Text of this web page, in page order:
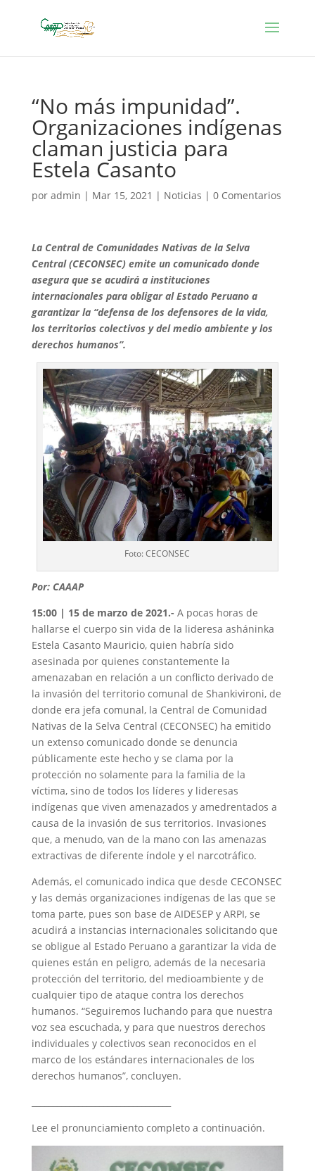
“No más impunidad”.
Organizaciones indígenas
claman justicia para
Estela Casanto
por admin | Mar 15, 2021 | Noticias | 0 Comentarios
La Central de Comunidades Nativas de la Selva
Central (CECONSEC) emite un comunicado donde
asegura que se acudirá a instituciones
internacionales para obligar al Estado Peruano a
garantizar la “defensa de los defensores de la vida,
los territorios colectivos y del medio ambiente y los
derechos humanos”.
Foto: CECONSEC
Por: CAAAP
15:00 | 15 de marzo de 2021.- A pocas horas de
hallarse el cuerpo sin vida de la lideresa asháninka
Estela Casanto Mauricio, quien habría sido
asesinada por quienes constantemente la
amenazaban en relación a un conflicto derivado de
la invasión del territorio comunal de Shankivironi, de
donde era jefa comunal, la Central de Comunidad
Nativas de la Selva Central (CECONSEC) ha emitido
un extenso comunicado donde se denuncia
públicamente este hecho y se clama por la
protección no solamente para la familia de la
víctima, sino de todos los líderes y lideresas
indígenas que viven amenazados y amedrentados a
causa de la invasión de sus territorios. Invasiones
que, a menudo, van de la mano con las amenazas
extractivas de diferente índole y el narcotráfico.
Además, el comunicado indica que desde CECONSEC
y las demás organizaciones indígenas de las que se
toma parte, pues son base de AIDESEP y ARPI, se
acudirá a instancias internacionales solicitando que
se obligue al Estado Peruano a garantizar la vida de
quienes están en peligro, además de la necesaria
protección del territorio, del medioambiente y de
cualquier tipo de ataque contra los derechos
humanos. “Seguiremos luchando para que nuestra
voz sea escuchada, y para que nuestros derechos
individuales y colectivos sean reconocidos en el
marco de los estándares internacionales de los
derechos humanos”, concluyen.
Lee el pronunciamiento completo a continuación.